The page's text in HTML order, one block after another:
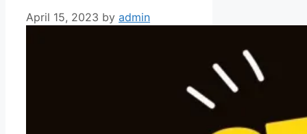
April 15, 2023 by admin